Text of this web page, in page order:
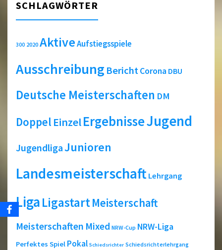
SCHLAGWÖRTER
300 2020 AktiveAufstiegsspiele
Ausschreibung BerichtCorona DBU
Deutsche Meisterschaften DM
Doppel EinzelErgebnisseJugend
JugendligaJunioren
Landesmeisterschaft Lehrgang
LigaLigastartMeisterschaft
Meisterschaften Mixed NRW-Cup NRW-Liga
Perfektes Spiel Pokal Schiedsrichter Schiedsrichterlehrgang